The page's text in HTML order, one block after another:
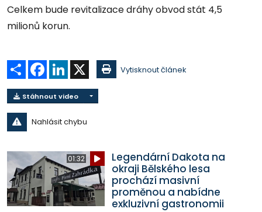
Celkem bude revitalizace dráhy obvod stát 4,5
milionů korun.
Sdílet Facebook
LinkedIn Vytisknout článek
Stáhnout video
Nahlásit chybu
01:32
Legendární Dakota na
okraji Bělského lesa
prochází masivní
proměnou a nabídne
exkluzivní gastronomii